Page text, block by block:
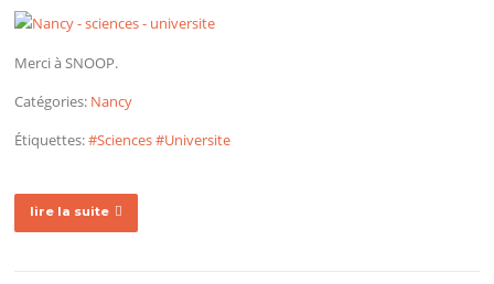
Merci à SNOOP.
Catégories: Nancy
Étiquettes:#Sciences#Universite
lire la suite